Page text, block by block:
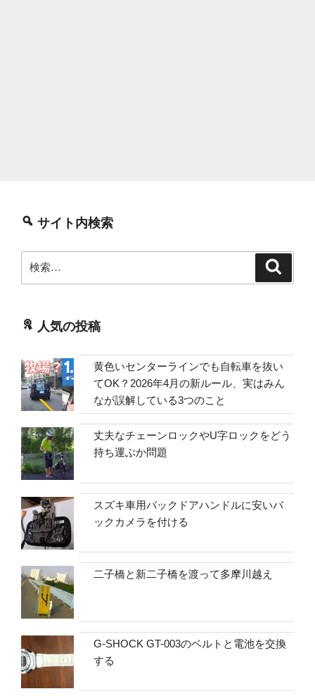
サイト内検索
索:
人気の投稿
黄色いセンターラインでも自転車を抜い
てOK？2026年4月の新ルール、実はみん
なが誤解している3つのこと
丈夫なチェーンロックやU字ロックをどう
持ち運ぶか問題
スズキ車用バックドアハンドルに安いバ
ックカメラを付ける
二子橋と新二子橋を渡って多摩川越え
G-SHOCK GT-003のベルトと電池を交換
する